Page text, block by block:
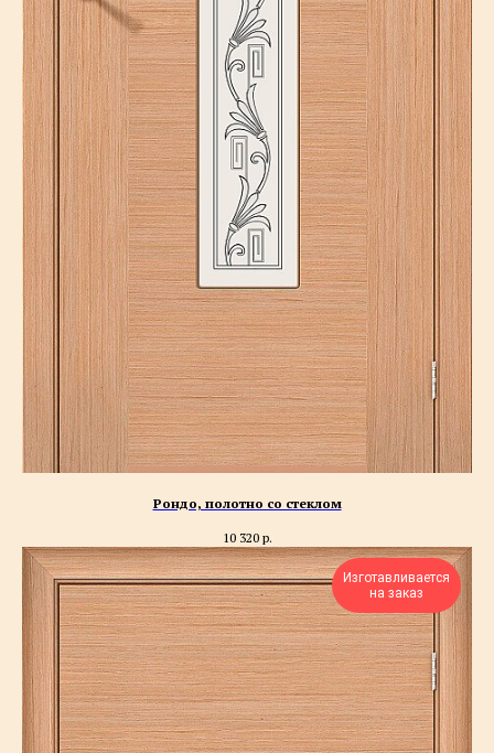
Рондо, полотно со стеклом
10 320 р.
Изготавливается
на заказ